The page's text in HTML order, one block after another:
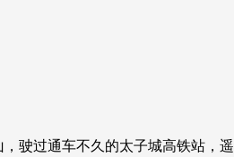
综合体育 亚冬会
过通车不久的太子城高铁站，